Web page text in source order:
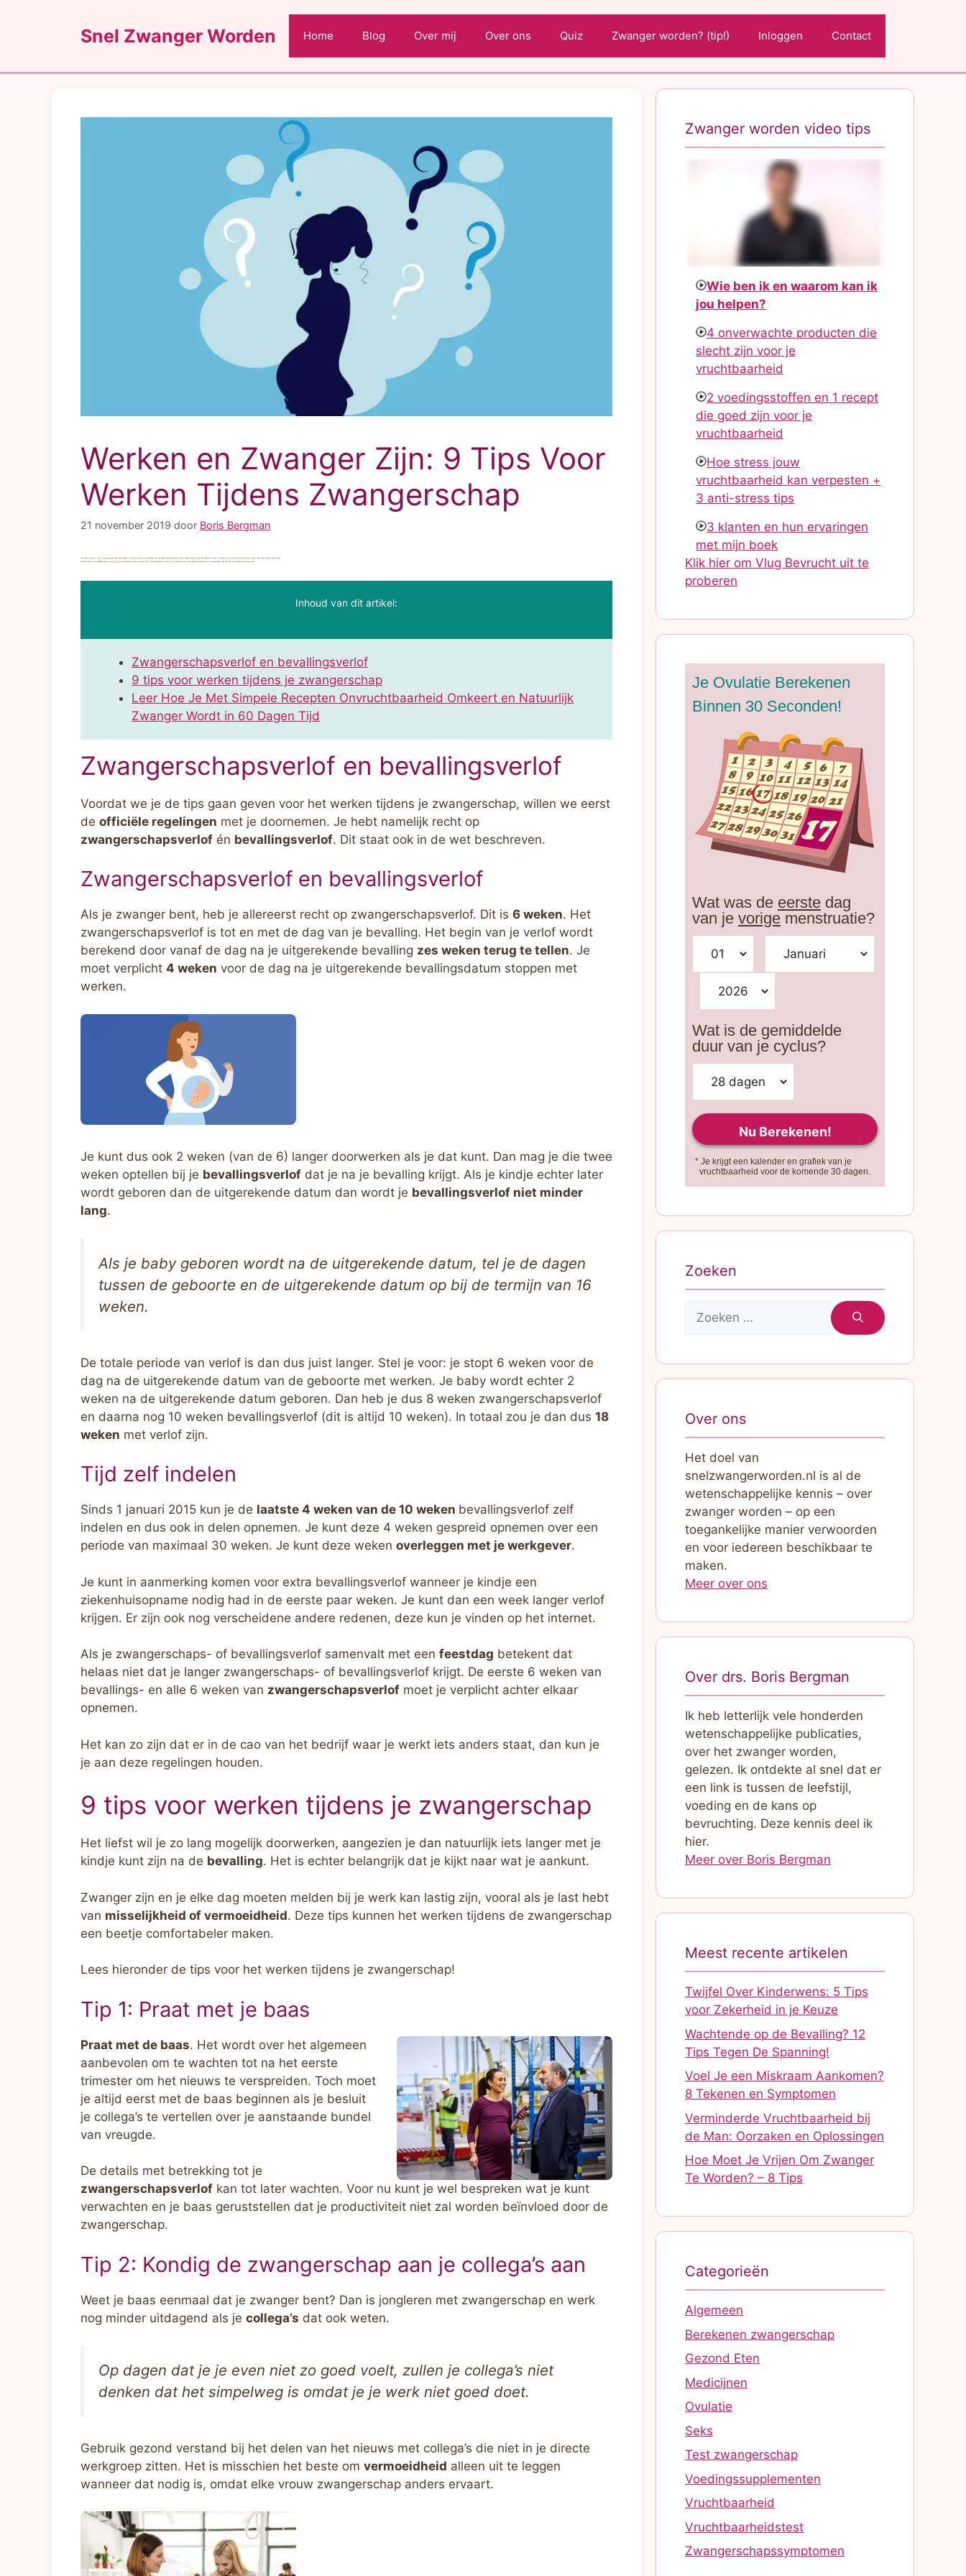
Snel Zwanger Worden Home Blog Over mij Over ons Quiz Zwanger worden? (tip!) Inloggen Contact
Werken en Zwanger Zijn: 9 Tips Voor
Werken Tijdens Zwangerschap
21 november 2019 door Boris Bergman
Ook al ben je zwanger, wil je natuurlijk graag nog steeds geld verdienen. Je krijgt ten slotte een schattig kindje, maar dit kindje zal ook veel geld gaan kosten. Tegenwoordig is het bijna onmogelijk om als ouders te beslissen dat er maar één van de twee gaat werken. Alles wordt namelijk steeds duurder.
Werken zal je dus waarschijnlijk blijven doen, maar hoe werkt dat nu precies wanneer je zwanger bent? In dit artikel zullen we je alle ins en outs geven van het werken tijdens je zwangerschap. Je krijgt bovendien 9 tips voor het werken tijdens een zwangerschap!
Inhoud van dit artikel:
Zwangerschapsverlof en bevallingsverlof
9 tips voor werken tijdens je zwangerschap
Leer Hoe Je Met Simpele Recepten Onvruchtbaarheid Omkeert en Natuurlijk
Zwanger Wordt in 60 Dagen Tijd
Zwangerschapsverlof en bevallingsverlof
Voordat we je de tips gaan geven voor het werken tijdens je zwangerschap, willen we eerst
de officiële regelingen met je doornemen. Je hebt namelijk recht op
zwangerschapsverlof én bevallingsverlof. Dit staat ook in de wet beschreven.
Zwangerschapsverlof en bevallingsverlof
Als je zwanger bent, heb je allereerst recht op zwangerschapsverlof. Dit is 6 weken. Het
zwangerschapsverlof is tot en met de dag van je bevalling. Het begin van je verlof wordt
berekend door vanaf de dag na je uitgerekende bevalling zes weken terug te tellen. Je
moet verplicht 4 weken voor de dag na je uitgerekende bevallingsdatum stoppen met
werken.
Je kunt dus ook 2 weken (van de 6) langer doorwerken als je dat kunt. Dan mag je die twee
weken optellen bij je bevallingsverlof dat je na je bevalling krijgt. Als je kindje echter later
wordt geboren dan de uitgerekende datum dan wordt je bevallingsverlof niet minder
lang.
Als je baby geboren wordt na de uitgerekende datum, tel je de dagen
tussen de geboorte en de uitgerekende datum op bij de termijn van 16
weken.
De totale periode van verlof is dan dus juist langer. Stel je voor: je stopt 6 weken voor de
dag na de uitgerekende datum van de geboorte met werken. Je baby wordt echter 2
weken na de uitgerekende datum geboren. Dan heb je dus 8 weken zwangerschapsverlof
en daarna nog 10 weken bevallingsverlof (dit is altijd 10 weken). In totaal zou je dan dus 18
weken met verlof zijn.
Tijd zelf indelen
Sinds 1 januari 2015 kun je de laatste 4 weken van de 10 weken bevallingsverlof zelf
indelen en dus ook in delen opnemen. Je kunt deze 4 weken gespreid opnemen over een
periode van maximaal 30 weken. Je kunt deze weken overleggen met je werkgever.
Je kunt in aanmerking komen voor extra bevallingsverlof wanneer je kindje een
ziekenhuisopname nodig had in de eerste paar weken. Je kunt dan een week langer verlof
krijgen. Er zijn ook nog verscheidene andere redenen, deze kun je vinden op het internet.
Als je zwangerschaps- of bevallingsverlof samenvalt met een feestdag betekent dat
helaas niet dat je langer zwangerschaps- of bevallingsverlof krijgt. De eerste 6 weken van
bevallings- en alle 6 weken van zwangerschapsverlof moet je verplicht achter elkaar
opnemen.
Het kan zo zijn dat er in de cao van het bedrijf waar je werkt iets anders staat, dan kun je
je aan deze regelingen houden.
9 tips voor werken tijdens je zwangerschap
Het liefst wil je zo lang mogelijk doorwerken, aangezien je dan natuurlijk iets langer met je
kindje kunt zijn na de bevalling. Het is echter belangrijk dat je kijkt naar wat je aankunt.
Zwanger zijn en je elke dag moeten melden bij je werk kan lastig zijn, vooral als je last hebt
van misselijkheid of vermoeidheid. Deze tips kunnen het werken tijdens de zwangerschap
een beetje comfortabeler maken.
Lees hieronder de tips voor het werken tijdens je zwangerschap!
Tip 1: Praat met je baas
Praat met de baas. Het wordt over het algemeen
aanbevolen om te wachten tot na het eerste
trimester om het nieuws te verspreiden. Toch moet
je altijd eerst met de baas beginnen als je besluit
je collega’s te vertellen over je aanstaande bundel
van vreugde.
De details met betrekking tot je
zwangerschapsverlof kan tot later wachten. Voor nu kunt je wel bespreken wat je kunt
verwachten en je baas geruststellen dat je productiviteit niet zal worden beïnvloed door de
zwangerschap.
Tip 2: Kondig de zwangerschap aan je collega’s aan
Weet je baas eenmaal dat je zwanger bent? Dan is jongleren met zwangerschap en werk
nog minder uitdagend als je collega’s dat ook weten.
Op dagen dat je je even niet zo goed voelt, zullen je collega’s niet
denken dat het simpelweg is omdat je je werk niet goed doet.
Gebruik gezond verstand bij het delen van het nieuws met collega’s die niet in je directe
werkgroep zitten. Het is misschien het beste om vermoeidheid alleen uit te leggen
wanneer dat nodig is, omdat elke vrouw zwangerschap anders ervaart.
Zwanger worden video tips
Wie ben ik en waarom kan ik
jou helpen?
4 onverwachte producten die
slecht zijn voor je
vruchtbaarheid
2 voedingsstoffen en 1 recept
die goed zijn voor je
vruchtbaarheid
Hoe stress jouw
vruchtbaarheid kan verpesten +
3 anti-stress tips
3 klanten en hun ervaringen
met mijn boek
Klik hier om Vlug Bevrucht uit te
proberen
Je Ovulatie Berekenen
Binnen 30 Seconden!
Wat was de eerste dag
van je vorige menstruatie?
Wat is de gemiddelde
duur van je cyclus?
* Je krijgt een kalender en grafiek van je
vruchtbaarheid voor de komende 30 dagen.
Zoeken
Zoek
Over ons
Het doel van
snelzwangerworden.nl is al de
wetenschappelijke kennis – over
zwanger worden – op een
toegankelijke manier verwoorden
en voor iedereen beschikbaar te
maken.
Meer over ons
Over drs. Boris Bergman
Ik heb letterlijk vele honderden
wetenschappelijke publicaties,
over het zwanger worden,
gelezen. Ik ontdekte al snel dat er
een link is tussen de leefstijl,
voeding en de kans op
bevruchting. Deze kennis deel ik
hier.
Meer over Boris Bergman
Meest recente artikelen
Twijfel Over Kinderwens: 5 Tips
voor Zekerheid in je Keuze
Wachtende op de Bevalling? 12
Tips Tegen De Spanning!
Voel Je een Miskraam Aankomen?
8 Tekenen en Symptomen
Verminderde Vruchtbaarheid bij
de Man: Oorzaken en Oplossingen
Hoe Moet Je Vrijen Om Zwanger
Te Worden? – 8 Tips
Categorieën
Algemeen
Berekenen zwangerschap
Gezond Eten
Medicijnen
Ovulatie
Seks
Test zwangerschap
Voedingssupplementen
Vruchtbaarheid
Vruchtbaarheidstest
Zwangerschapssymptomen